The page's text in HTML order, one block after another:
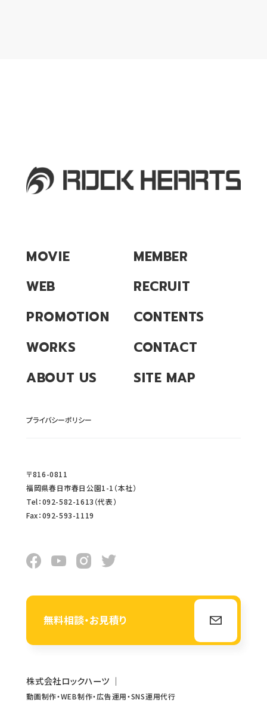
MOVIE
MEMBER
WEB
RECRUIT
PROMOTION
CONTENTS
WORKS
CONTACT
ABOUT US
SITE MAP
プライバシーポリシー
〒816-0811
福岡県春日市春日公園1-1（本社）
Tel：092-582-1613（代表）
Fax：092-593-1119
無料相談・お見積り
株式会社ロックハーツ ｜
動画制作・WEB制作・広告運用・SNS運用代行